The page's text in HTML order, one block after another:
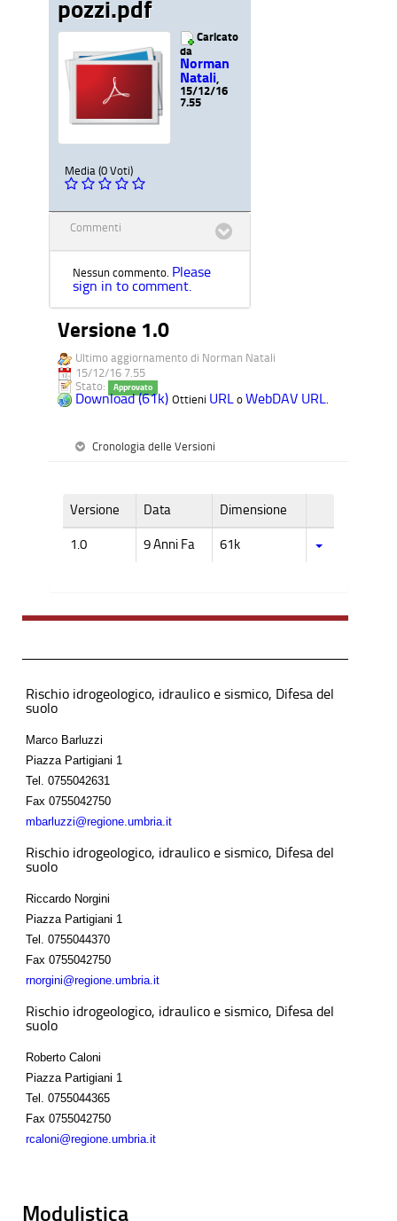
pozzi.pdf
Caricato
da
Norman
Natali
15/12/16
7.55
Media (0 Voti)
Commenti
Nessun commento. Please
sign in to comment.
Versione 1.0
Ultimo aggiornamento di Norman Natali
15/12/16 7.55
Stato:
Approvato
Download (61k) Ottieni URL o WebDAV URL.
Cronologia delle Versioni
Versione Data Dimensione
1.0 9 Anni Fa 61k
Rischio idrogeologico, idraulico e sismico, Difesa del
suolo
Marco Barluzzi
Piazza Partigiani 1
Tel.
0755042631
Fax 0755042750
mbarluzzi@regione.umbria.it
Rischio idrogeologico, idraulico e sismico, Difesa del
suolo
Riccardo Norgini
Piazza Partigiani 1
Tel.
0755044370
Fax 0755042750
rnorgini@regione.umbria.it
Rischio idrogeologico, idraulico e sismico, Difesa del
suolo
Roberto Caloni
Piazza Partigiani 1
Tel.
0755044365
Fax 0755042750
rcaloni@regione.umbria.it
Modulistica